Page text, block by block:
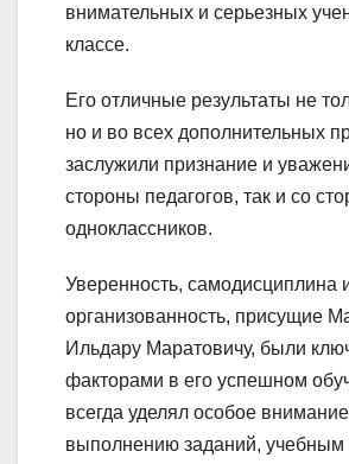
внимательных и серьезных
классе.
Его отличные результаты не
но и во всех дополнительных
заслужили признание и
стороны педагогов, так и со
одноклассников.
Уверенность, самодисциплина
организованность, присущие
Ильдару Маратовичу, были
факторами в его успешном
всегда уделял особое внимание
выполнению заданий, учебным